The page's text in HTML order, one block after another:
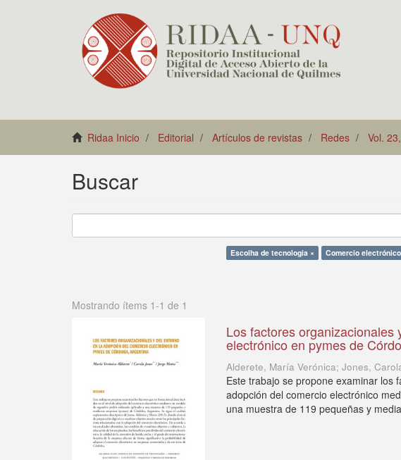
Ridaa Inicio Editorial Artículos de revistas Redes Vol.
Buscar
Escolha de tecnologia × Comercio
Mostrando ítems 1-1 de 1
Los factores
electrónico en pymes de
Alderete, María Verónica; Jones,
Este trabajo se propone examinar los
adopción del comercio electrónico
una muestra de 119 pequeñas y